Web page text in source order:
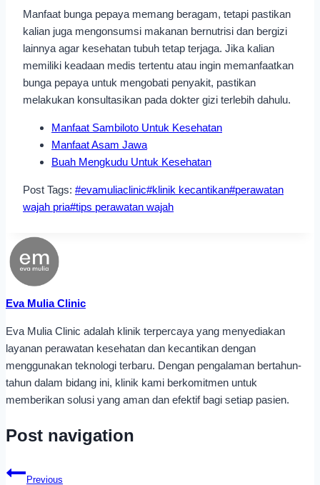
Manfaat bunga pepaya memang beragam, tetapi pastikan
kalian juga mengonsumsi makanan bernutrisi dan bergizi
lainnya agar kesehatan tubuh tetap terjaga. Jika kalian
memiliki keadaan medis tertentu atau ingin memanfaatkan
bunga pepaya untuk mengobati penyakit, pastikan
melakukan konsultasikan pada dokter gizi terlebih dahulu.
Manfaat Sambiloto Untuk Kesehatan
Manfaat Asam Jawa
Buah Mengkudu Untuk Kesehatan
Post Tags: #evamuliaclinic#klinik kecantikan#perawatan
wajah pria#tips perawatan wajah
Eva Mulia Clinic
Eva Mulia Clinic adalah klinik terpercaya yang menyediakan
layanan perawatan kesehatan dan kecantikan dengan
menggunakan teknologi terbaru. Dengan pengalaman bertahun-
tahun dalam bidang ini, klinik kami berkomitmen untuk
memberikan solusi yang aman dan efektif bagi setiap pasien.
Post navigation
Previous